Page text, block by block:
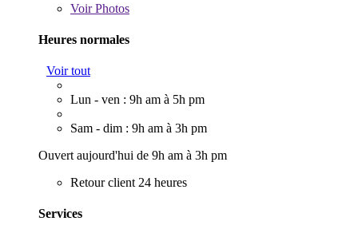
VoirPhotos
Heures normales
Voir tout
Lun - ven : 9h am à 5h pm
Sam - dim : 9h am à 3h pm
Ouvert aujourd'hui de 9h am à 3h pm
Retour client 24 heures
Services